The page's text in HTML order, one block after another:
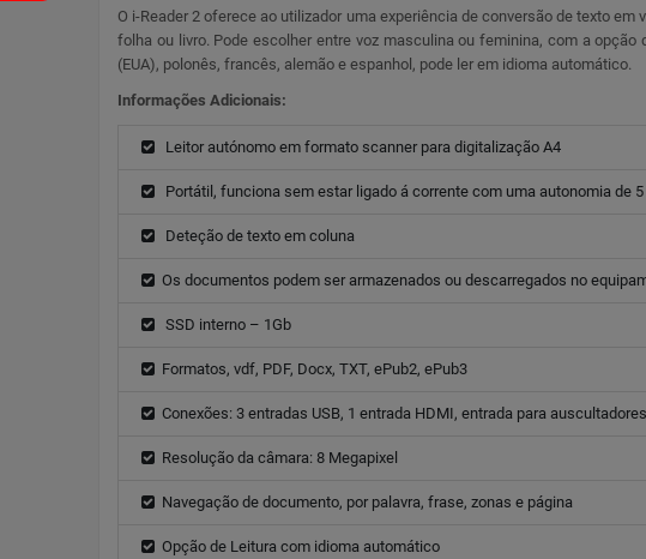
O i-Reader 2 oferece ao utilizador uma experiência de conversão de texto
folha ou livro. Pode escolher entre voz masculina ou feminina, com a
(EUA), polonês, francês, alemão e espanhol, pode ler em idioma automático.
Informações Adicionais:
Leitor autónomo em formato scanner para digitalização A4
Portátil, funciona sem estar ligado á corrente com uma autonomia de 5
Deteção de texto em coluna
Os documentos podem ser armazenados ou descarregados no
SSD interno – 1Gb
Formatos, vdf, PDF, Docx, TXT, ePub2, ePub3
Conexões: 3 entradas USB, 1 entrada HDMI, entrada para auscultadores
Resolução da câmara: 8 Megapixel
Navegação de documento, por palavra, frase, zonas e página
Opção de Leitura com idioma automático